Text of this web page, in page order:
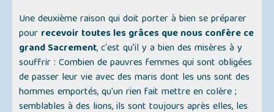
Une deuxième raison qui doit porter à bien se préparer
pour recevoir toutes les grâces que nous confère ce
grand Sacrement, c'est qu'il y a bien des misères à y
souffrir : Combien de pauvres femmes qui sont obligées
de passer leur vie avec des maris dont les uns sont des
hommes emportés, qu'un rien fait mettre en colère ;
semblables à des lions, ils sont toujours après elles, les